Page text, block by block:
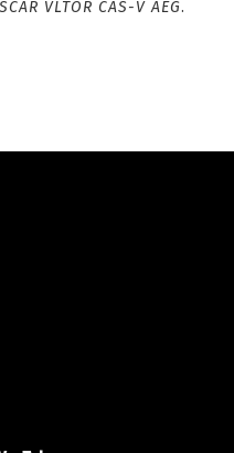
VLTOR CAS-V AEG.